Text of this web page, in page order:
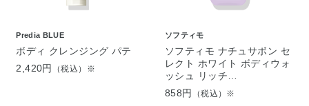
Predia BLUE
ボディ クレンジング パテ
2,420円
（税込）※
ソフティモ
ソフティモ ナチュサボン セ
レクト ホワイト ボディウォ
ッシュ リッチ…
858円
（税込）※